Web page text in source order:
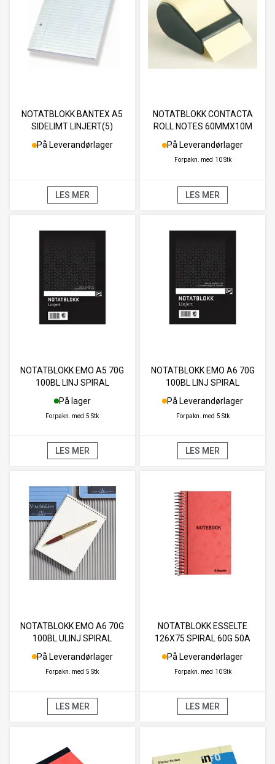
NOTATBLOKK BANTEX A5
SIDELIMT LINJERT(5)
På Leverandørlager
LES MER
NOTATBLOKK CONTACTA
ROLL NOTES 60MMX10M
På Leverandørlager
Forpakn. med 10 Stk
LES MER
NOTATBLOKK EMO A5 70G
100BL LINJ SPIRAL
På lager
Forpakn. med 5 Stk
LES MER
NOTATBLOKK EMO A6 70G
100BL LINJ SPIRAL
På Leverandørlager
Forpakn. med 5 Stk
LES MER
NOTATBLOKK EMO A6 70G
100BL ULINJ SPIRAL
På Leverandørlager
Forpakn. med 5 Stk
LES MER
NOTATBLOKK ESSELTE
126X75 SPIRAL 60G 50A
På Leverandørlager
Forpakn. med 10 Stk
LES MER